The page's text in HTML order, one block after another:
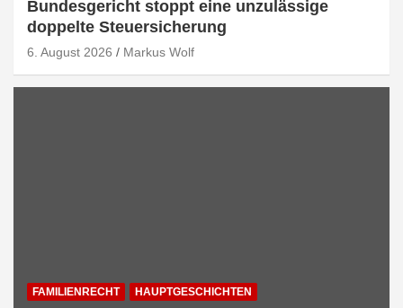
Bundesgericht stoppt eine unzulässige
doppelte Steuersicherung
6. August 2026 Markus Wolf
FAMILIENRECHT HAUPTGESCHICHTEN